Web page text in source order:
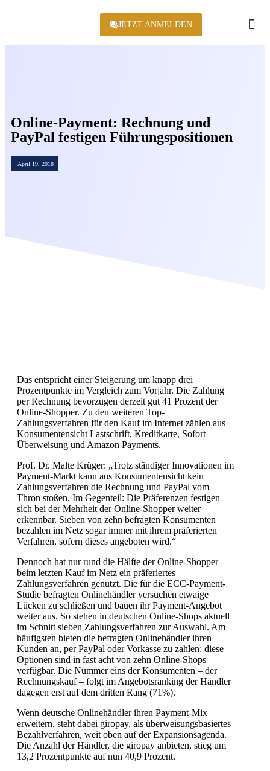
JETZT ANMELDEN
Online-Payment: Rechnung und
PayPal festigen Führungspositionen
April 19, 2018
Das entspricht einer Steigerung um knapp drei
Prozentpunkte im Vergleich zum Vorjahr. Die Zahlung
per Rechnung bevorzugen derzeit gut 41 Prozent der
Online-Shopper. Zu den weiteren Top-
Zahlungsverfahren für den Kauf im Internet zählen aus
Konsumentensicht Lastschrift, Kreditkarte, Sofort
Überweisung und Amazon Payments.
Prof. Dr. Malte Krüger: „Trotz ständiger Innovationen im
Payment-Markt kann aus Konsumentensicht kein
Zahlungsverfahren die Rechnung und PayPal vom
Thron stoßen. Im Gegenteil: Die Präferenzen festigen
sich bei der Mehrheit der Online-Shopper weiter
erkennbar. Sieben von zehn befragten Konsumenten
bezahlen im Netz sogar immer mit ihrem präferierten
Verfahren, sofern dieses angeboten wird.“
Dennoch hat nur rund die Hälfte der Online-Shopper
beim letzten Kauf im Netz ein präferiertes
Zahlungsverfahren genutzt. Die für die ECC-Payment-
Studie befragten Onlinehändler versuchen etwaige
Lücken zu schließen und bauen ihr Payment-Angebot
weiter aus. So stehen in deutschen Online-Shops aktuell
im Schnitt sieben Zahlungsverfahren zur Auswahl. Am
häufigsten bieten die befragten Onlinehändler ihren
Kunden an, per PayPal oder Vorkasse zu zahlen; diese
Optionen sind in fast acht von zehn Online-Shops
verfügbar. Die Nummer eins der Konsumenten – der
Rechnungskauf – folgt im Angebotsranking der Händler
dagegen erst auf dem dritten Rang (71%).
Wenn deutsche Onlinehändler ihren Payment-Mix
erweitern, steht dabei giropay, als überweisungsbasiertes
Bezahlverfahren, weit oben auf der Expansionsagenda.
Die Anzahl der Händler, die giropay anbieten, stieg um
13,2 Prozentpunkte auf nun 40,9 Prozent.